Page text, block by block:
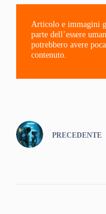
Articolo e immagini
parte dell’essere
potrebbero avere
contenuto.
PRECEDENTE